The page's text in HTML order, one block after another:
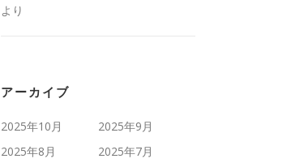
より
アーカイブ
2025年10月
2025年9月
2025年8月
2025年7月